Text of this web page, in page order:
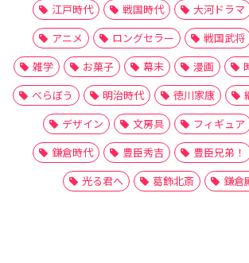
江戸時代 戦国時代 大河ドラマ
アニメ
ロングセラー 戦国武将
雑学
お菓子 幕末 漫画
べらぼう
明治時代 徳川家康
デザイン
文房具 フィギュア
鎌倉時代
豊臣秀吉 豊臣兄弟！
光る君へ
葛飾北斎 鎌倉